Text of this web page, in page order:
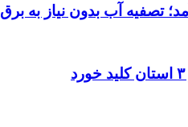
تصفیه آب بدون نیاز به برق